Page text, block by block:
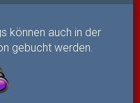
können auch in der
gebucht werden.